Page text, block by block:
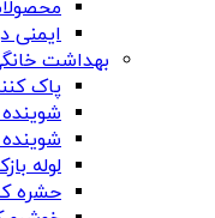
ایمنی
بهداشت
پاک
لوله
حشره